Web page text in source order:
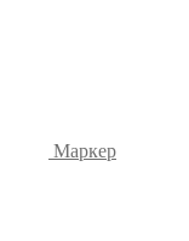
Маркер